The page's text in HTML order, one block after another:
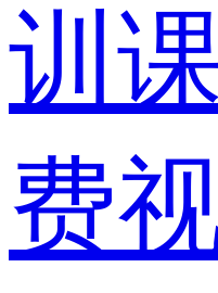
训
费